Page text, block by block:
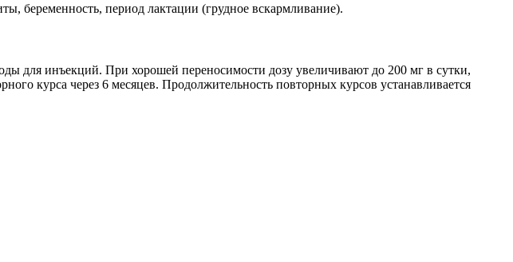
беременность, период лактации (грудное вскармливание).
для инъекций. При хорошей переносимости дозу увеличивают до 200 мг в сутки,
курса через 6 месяцев. Продолжительность повторных курсов устанавливается